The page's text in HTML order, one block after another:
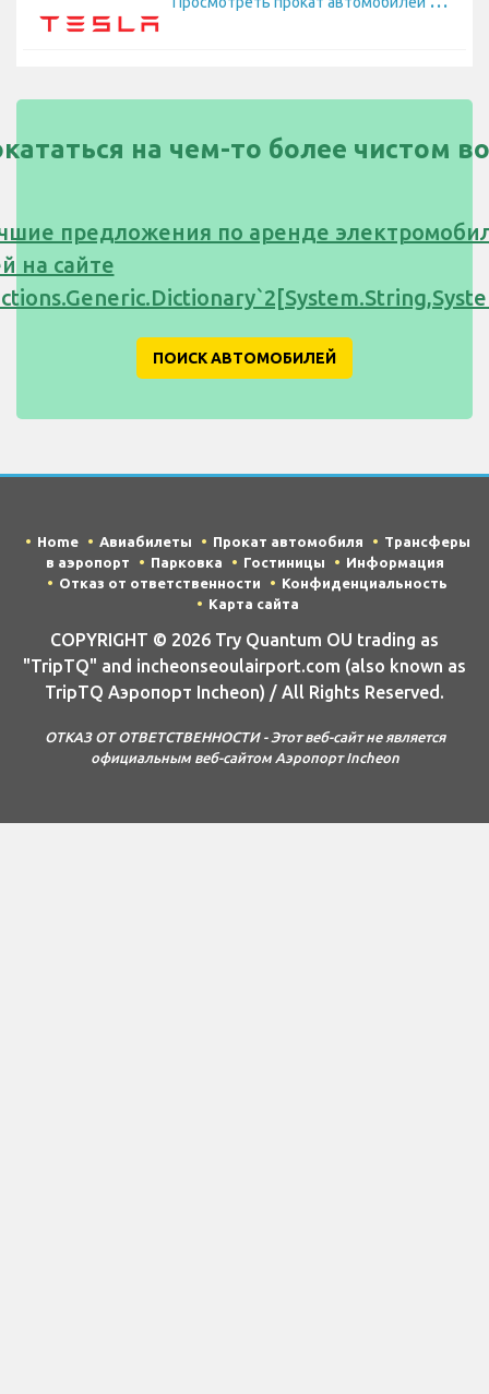
на чем-то более чистом
предложения по аренде
на сайте
ПОИСК АВТОМОБИЛЕЙ
Home Авиабилеты Прокат автомобиля
Трансферы
в аэропорт
Парковка Гостиницы
Информация
Отказ от ответственности
Конфиденциальность
Карта сайта
COPYRIGHT © 2026 Try Quantum OU trading as
"TripTQ" and incheonseoulairport.com (also known as
TripTQ Аэропорт Incheon) / All Rights Reserved.
ОТКАЗ ОТ ОТВЕТСТВЕННОСТИ - Этот веб-сайт не является
официальным веб-сайтом Аэропорт Incheon